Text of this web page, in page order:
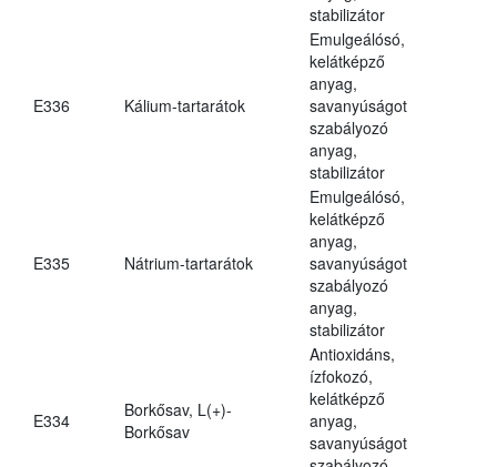
stabilizátor
E336 Kálium-tartarátok
Emulgeálósó,
kelátképző
anyag,
savanyúságot
szabályozó
anyag,
stabilizátor
E335 Nátrium-tartarátok
Emulgeálósó,
kelátképző
anyag,
savanyúságot
szabályozó
anyag,
stabilizátor
E334
Borkősav, L(+)-
Borkősav
Antioxidáns,
ízfokozó,
kelátképző
anyag,
savanyúságot